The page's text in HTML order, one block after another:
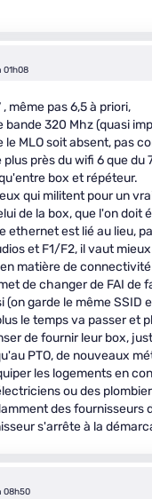
01h08
même pas 6,5 à priori,
bande 320 Mhz (quasi
le MLO soit absent, pas
près du wifi 6 que du
box et répéteur.
qui militent pour un
de la box, que l'on doit
ethernet est lié au lieu,
et F1/F2, il vaut
matière de
de changer de FAI de
garde le même SSID
le temps va passer et
de fournir leur box,
PTO, de nouveaux
les logements en
ou des
des fournisseurs
s'arrête à la
08h50